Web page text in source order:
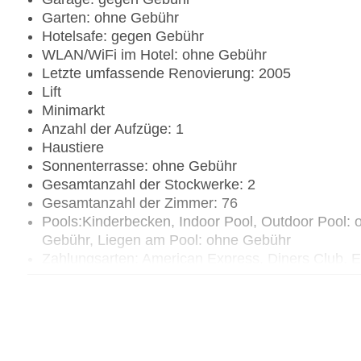
Garten: ohne Gebühr
Hotelsafe: gegen Gebühr
WLAN/WiFi im Hotel: ohne Gebühr
Letzte umfassende Renovierung: 2005
Lift
Minimarkt
Anzahl der Aufzüge: 1
Haustiere
Sonnenterrasse: ohne Gebühr
Gesamtanzahl der Stockwerke: 2
Gesamtanzahl der Zimmer: 76
Pools:Kinderbecken, Indoor Pool, Outdoor Pool:
Gebühr, Liegen am Pool: ohne Gebühr